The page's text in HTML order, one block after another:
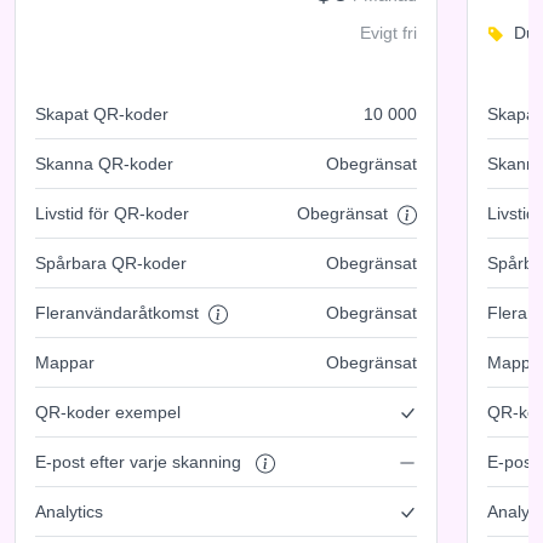
Evigt fri
Skapat QR-koder 10 000
Skanna QR-koder Obegränsat
Livstid för QR-koder Obegränsat
Spårbara QR-koder Obegränsat
Fleranvändaråtkomst Obegränsat
Mappar Obegränsat
QR-koder exempel
E-post efter varje skanning
Analytics
Du
Livstid
QR-
E-